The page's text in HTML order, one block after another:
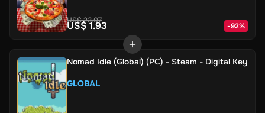
US$ 23.07
US$ 1.93 -92%
Nomad Idle (Global) (PC) - Steam - Digital Key
GLOBAL